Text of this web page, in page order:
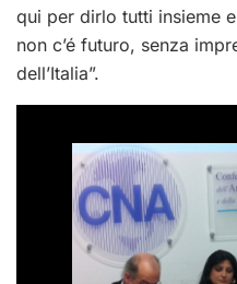
qui per dirlo tutti insieme
non c’é futuro, senza
dell’Italia”.